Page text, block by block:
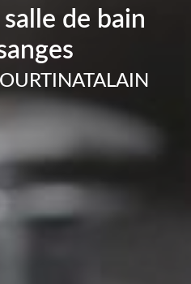
de bain